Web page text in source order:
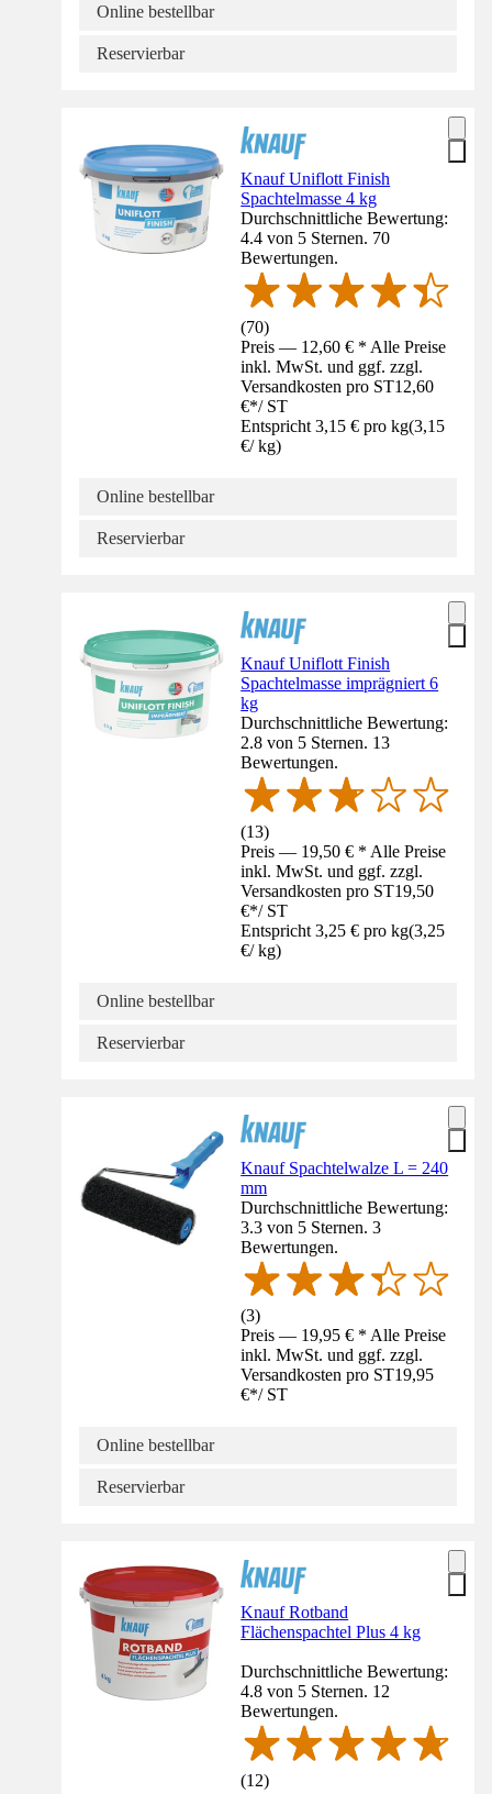
Online bestellbar
Reservierbar
Knauf Uniflott Finish
Spachtelmasse 4 kg
Durchschnittliche Bewertung:
4.4 von 5 Sternen. 70
Bewertungen.
(70)
Preis — 12,60 € * Alle Preise
inkl. MwSt. und ggf. zzgl.
Versandkosten pro ST12,60
€*/ ST
Entspricht 3,15 € pro kg(3,15
€/ kg)
Online bestellbar
Reservierbar
Knauf Uniflott Finish
Spachtelmasse imprägniert 6
kg
Durchschnittliche Bewertung:
2.8 von 5 Sternen. 13
Bewertungen.
(13)
Preis — 19,50 € * Alle Preise
inkl. MwSt. und ggf. zzgl.
Versandkosten pro ST19,50
€*/ ST
Entspricht 3,25 € pro kg(3,25
€/ kg)
Online bestellbar
Reservierbar
Knauf Spachtelwalze L = 240
mm
Durchschnittliche Bewertung:
3.3 von 5 Sternen. 3
Bewertungen.
(3)
Preis — 19,95 € * Alle Preise
inkl. MwSt. und ggf. zzgl.
Versandkosten pro ST19,95
€*/ ST
Online bestellbar
Reservierbar
Knauf Rotband
Flächenspachtel Plus 4 kg
Durchschnittliche Bewertung:
4.8 von 5 Sternen. 12
Bewertungen.
(12)